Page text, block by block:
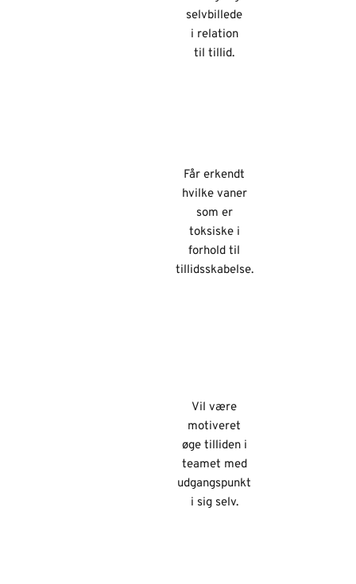
selvbillede
i relation
til tillid.
Får erkendt
hvilke vaner
som er
toksiske i
forhold til
tillidsskabelse.
Vil være
motiveret
øge tilliden i
teamet med
udgangspunkt
i sig selv.